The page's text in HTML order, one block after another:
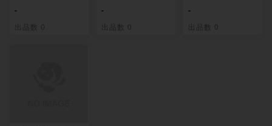
-
出品数 0
-
出品数 0
-
出品数 0